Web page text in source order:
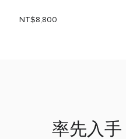
NT$8,800
率先入